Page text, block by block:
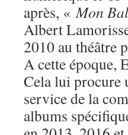
après, «Mon
Albert
2010 au théâtre
A cette époque,
Cela lui procure
service de la
albums